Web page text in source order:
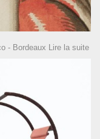
- Bordeaux
Lire la suite